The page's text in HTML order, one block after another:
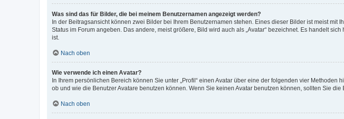
Was sind das für Bilder, die bei meinem Benutzernamen angezeigt werden?
In der Beitragsansicht können zwei Bilder bei Ihrem Benutzernamen stehen. Eines dieser Bilder ist meist
Status im Forum angeben. Das andere, meist größere, Bild wird auch als „Avatar“ bezeichnet. Es handelt
ist.
Nach oben
Wie verwende ich einen Avatar?
In Ihrem persönlichen Bereich können Sie unter „Profil“ einen Avatar über eine der folgenden vier
ob und wie die Benutzer Avatare benutzen können. Wenn Sie keinen Avatar benutzen können, sollten Sie die
Nach oben